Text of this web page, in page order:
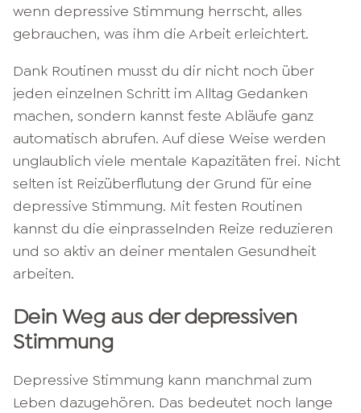
wenn depressive Stimmung herrscht, alles
gebrauchen, was ihm die Arbeit erleichtert.
Dank Routinen musst du dir nicht noch über
jeden einzelnen Schritt im Alltag Gedanken
machen, sondern kannst feste Abläufe ganz
automatisch abrufen. Auf diese Weise werden
unglaublich viele mentale Kapazitäten frei. Nicht
selten ist Reizüberflutung der Grund für eine
depressive Stimmung. Mit festen Routinen
kannst du die einprasselnden Reize reduzieren
und so aktiv an deiner mentalen Gesundheit
arbeiten.
Dein Weg aus der depressiven
Stimmung
Depressive Stimmung kann manchmal zum
Leben dazugehören. Das bedeutet noch lange